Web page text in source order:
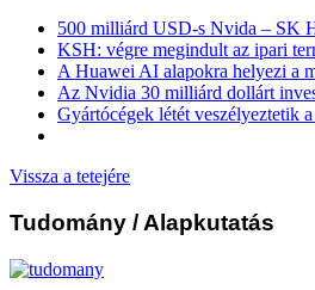
500 milliárd USD-s Nvida – SK
KSH: végre megindult az ipari
A Huawei AI alapokra helyezi a
Az Nvidia 30 milliárd dollárt
Gyártócégek létét veszélyeztetik
Vissza a tetejére
Tudomány / Alapkutatás